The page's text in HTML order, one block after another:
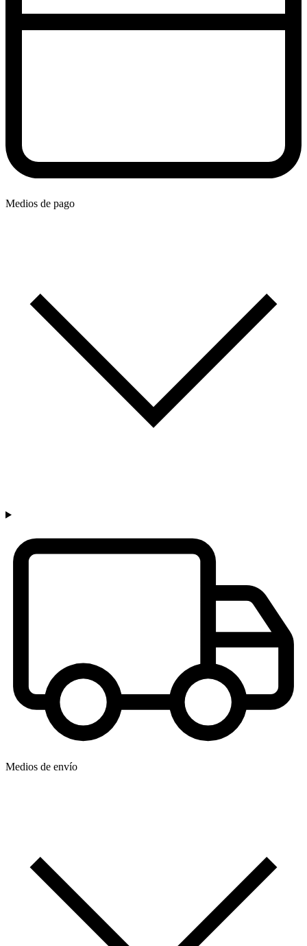
Medios de pago
Medios de envío